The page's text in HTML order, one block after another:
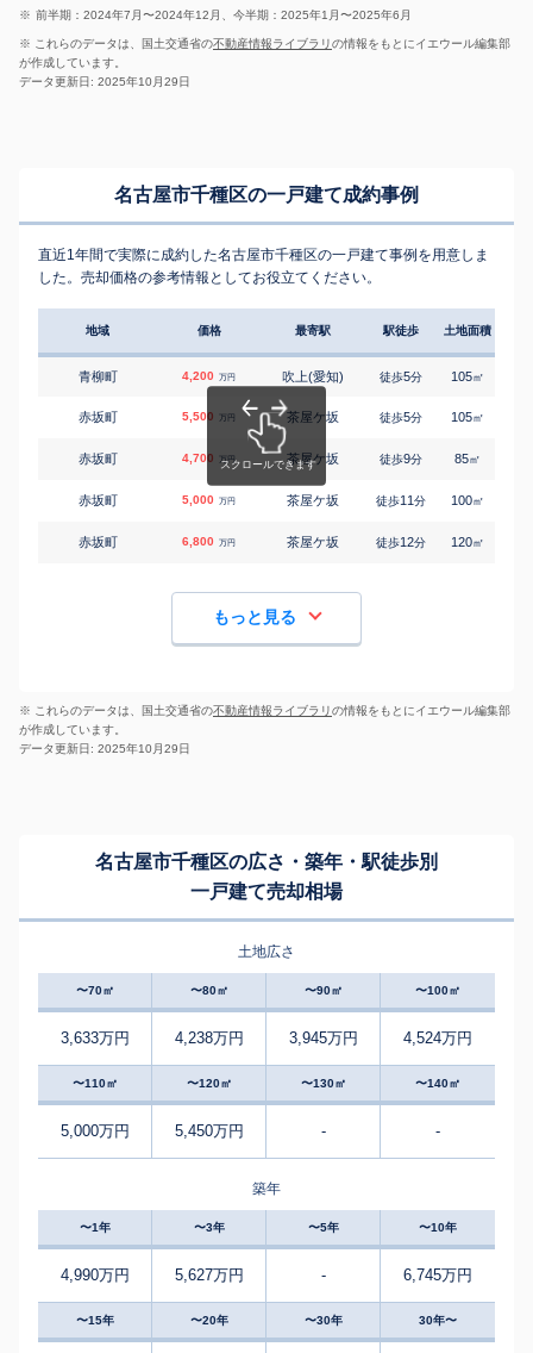
※ 前半期：2024年7月〜2024年12月、今半期：2025年1月〜2025年6月
※ これらのデータは、国土交通省の不動産情報ライブラリの情報をもとにイエウール編集部
が作成しています。
データ更新日: 2025年10月29日
名古屋市千種区の一戸建て成約事例
直近1年間で実際に成約した名古屋市千種区の一戸建て事例を用意しま
した。売却価格の参考情報としてお役立てください。
地域 価格 最寄駅 駅徒歩 土地面積
青柳町 4,200 万円 吹上(愛知) 徒歩5分 105㎡
赤坂町 5,500 万円 茶屋ケ坂 徒歩5分 105㎡
赤坂町 4,700 万円 茶屋ケ坂 徒歩9分 85㎡
赤坂町 5,000 万円 茶屋ケ坂 徒歩11分 100㎡
赤坂町 6,800 万円 茶屋ケ坂 徒歩12分 120㎡
もっと見る
※ これらのデータは、国土交通省の不動産情報ライブラリの情報をもとにイエウール編集部
が作成しています。
データ更新日: 2025年10月29日
名古屋市千種区の広さ・築年・駅徒歩別
一戸建て売却相場
土地広さ
〜70㎡ 〜80㎡ 〜90㎡ 〜100㎡
3,633万円 4,238万円 3,945万円 4,524万円
〜110㎡ 〜120㎡ 〜130㎡ 〜140㎡
5,000万円 5,450万円 - -
築年
〜1年 〜3年 〜5年 〜10年
4,990万円 5,627万円 - 6,745万円
〜15年 〜20年 〜30年 30年〜